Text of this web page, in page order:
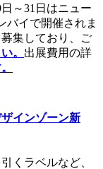
日～31日はニュー
バイで開催されま
集しており、
ご
。 出展費用の詳
インゾーン新
くラベルなど、